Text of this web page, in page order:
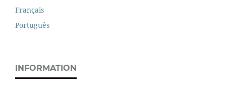
Français
Português
INFORMATION